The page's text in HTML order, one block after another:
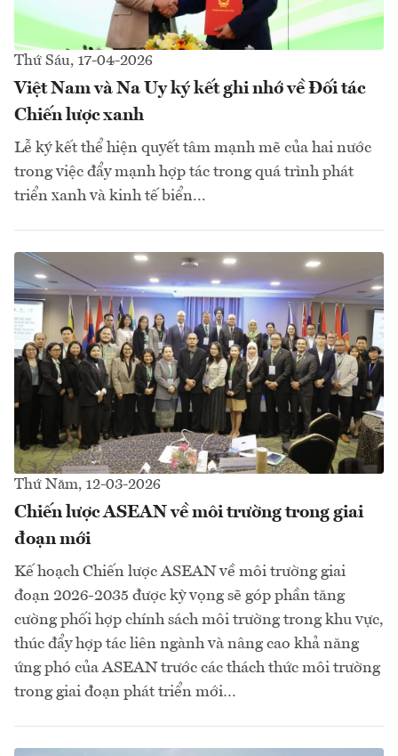
Thứ Sáu, 17-04-2026
Việt Nam và Na Uy ký kết ghi nhớ về Đối tác
Chiến lược xanh
Lễ ký kết thể hiện quyết tâm mạnh mẽ của hai nước
trong việc đẩy mạnh hợp tác trong quá trình phát
triển xanh và kinh tế biển...
Thứ Năm, 12-03-2026
Chiến lược ASEAN về môi trường trong giai
đoạn mới
Kế hoạch Chiến lược ASEAN về môi trường giai
đoạn 2026-2035 được kỳ vọng sẽ góp phần tăng
cường phối hợp chính sách môi trường trong khu vực,
thúc đẩy hợp tác liên ngành và nâng cao khả năng
ứng phó của ASEAN trước các thách thức môi trường
trong giai đoạn phát triển mới…